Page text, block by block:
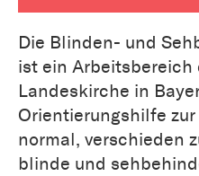
Die Blinden- und
ist ein Arbeitsbereich
Landeskirche in
Orientierungshilfe
normal, verschieden
blinde und